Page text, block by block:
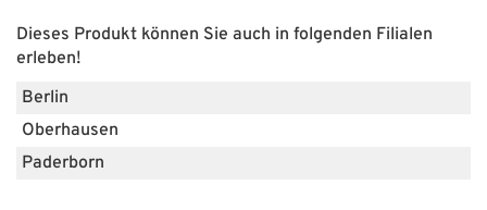
ÜBER UNS
Über uns
Filialen
Dieses Produkt können Sie auch in folgenden Filialen
erleben!
Berlin
Oberhausen
Paderborn